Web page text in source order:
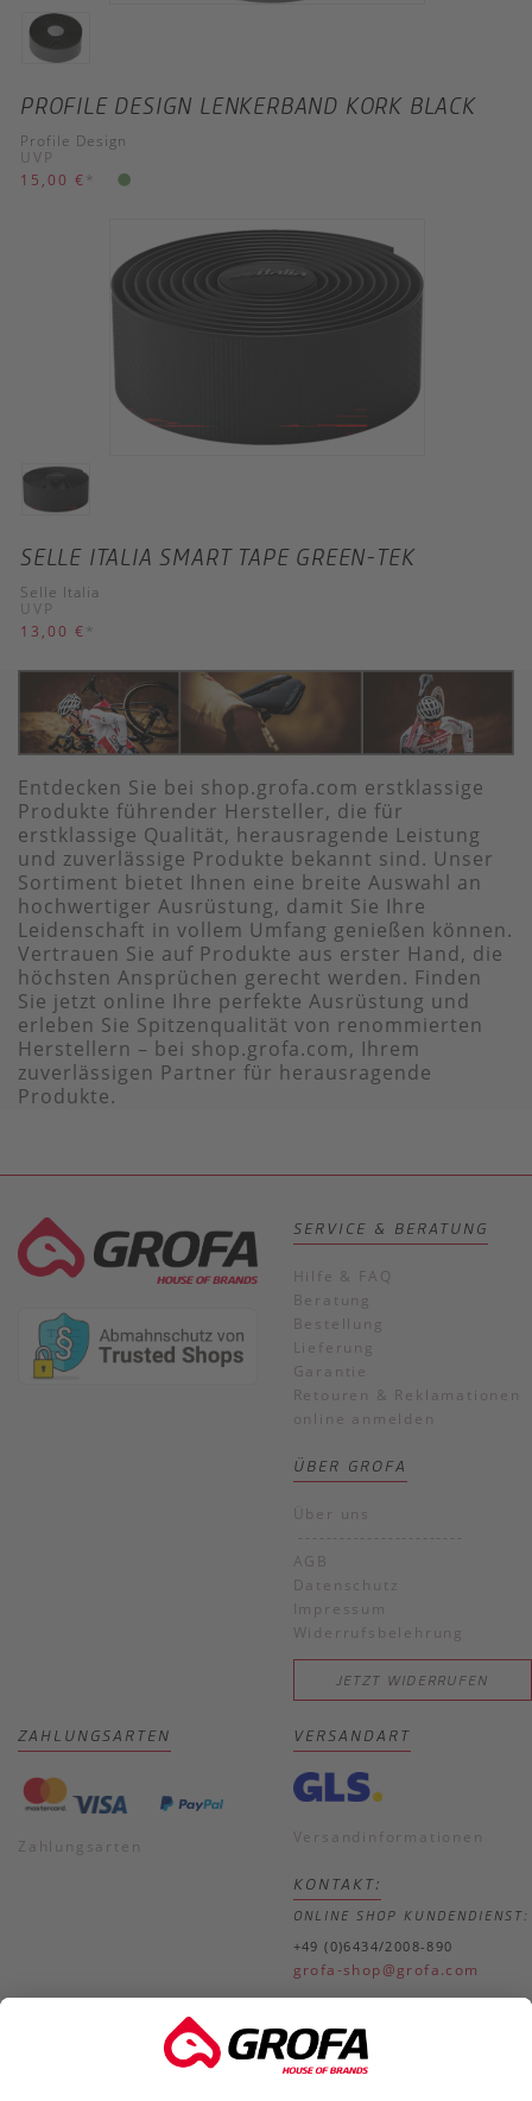
PROFILE DESIGN LENKERBAND KORK BLACK
Profile Design
UVP
15,00 € *
SELLE ITALIA SMART TAPE GREEN-TEK
Selle Italia
UVP
13,00 € *
Entdecken Sie bei shop.grofa.com erstklassige
Produkte führender Hersteller, die für
erstklassige Qualität, herausragende Leistung
und zuverlässige Produkte bekannt sind. Unser
Sortiment bietet Ihnen eine breite Auswahl an
hochwertiger Ausrüstung, damit Sie Ihre
Leidenschaft in vollem Umfang genießen können.
Vertrauen Sie auf Produkte aus erster Hand, die
höchsten Ansprüchen gerecht werden. Finden
Sie jetzt online Ihre perfekte Ausrüstung und
erleben Sie Spitzenqualität von renommierten
Herstellern – bei shop.grofa.com, Ihrem
zuverlässigen Partner für herausragende
Produkte.
SERVICE & BERATUNG
Hilfe & FAQ
Beratung
Bestellung
Lieferung
Garantie
Retouren & Reklamationen
online anmelden
ÜBER GROFA
Über uns
------------------------
AGB
Datenschutz
Impressum
Widerrufsbelehrung
JETZT WIDERRUFEN
ZAHLUNGSARTEN
Zahlungsarten
VERSANDART
Versandinformationen
KONTAKT:
ONLINE SHOP KUNDENDIENST:
+49 (0)6434/2008-890
grofa-shop@grofa.com
SERVICE & REKLAMATION:
+49 (0)6434/2008-750
service@grofa.com